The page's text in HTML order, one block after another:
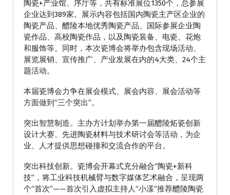
陶瓷+产业馆、序厅等，共有标准展位1350个，总参展
企业达到389家。展示内容包括国内陶瓷主产区企业的
陶瓷产品、醴陵本地优秀陶瓷产品、国际参展企业陶
瓷作品、高校陶瓷作品，以及陶瓷装备、电瓷、花炮
和服饰等。同时，本次瓷博会将举办包含现场活动、
展览展销、宣传推广、产业发展在内的4大类、24个主
题活动。
本届瓷博会力争在展会模式、展会内容、展会活动等
方面做到“三个突出”。
突出智慧制造。主办方计划举办第一届醴陵炻瓷创新
设计大赛、先进陶瓷材料与技术研讨会等活动，为企
业、人才提供思想碰撞和交流合作的平台。
突出科技创新。瓷博会开幕式充分融合“陶瓷+新科
技”，将工业科技机械臂与数字媒体艺术融合，呈现两
个“首次”——首次引入虚拟主持人“小漾”推荐醴陵陶瓷